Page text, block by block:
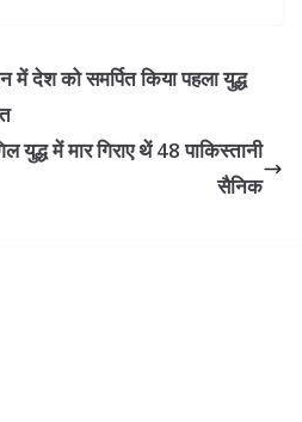
में देश को समर्पित किया पहला युद्ध
में मार गिराए थें 48 पाकिस्तानी
सैनिक